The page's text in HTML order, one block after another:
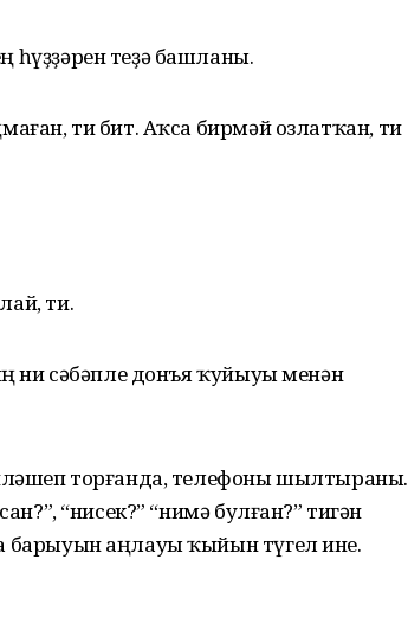
теҙә башланы.
ти бит. Аҡса бирмәй озлатҡан, ти
ти.
ни сәбәпле донъя ҡуйыуы менән
торғанда, телефоны шылтыраны.
“нисек?” “нимә булған?” тигән
барыуын аңлауы ҡыйын түгел ине.